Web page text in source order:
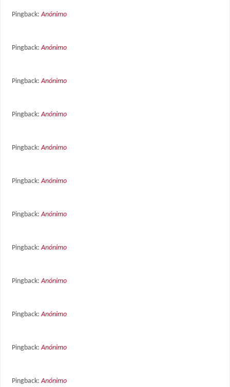
Pingback:Anónimo
Pingback:Anónimo
Pingback:Anónimo
Pingback:Anónimo
Pingback:Anónimo
Pingback:Anónimo
Pingback:Anónimo
Pingback:Anónimo
Pingback:Anónimo
Pingback:Anónimo
Pingback:Anónimo
Pingback:Anónimo